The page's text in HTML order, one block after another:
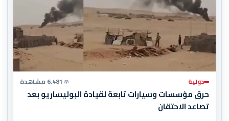
دولية 6,481 مشاهدة
حرق مؤسسات وسيارات تابعة لقيادة البوليساريو بعد
تصاعد الاحتقان